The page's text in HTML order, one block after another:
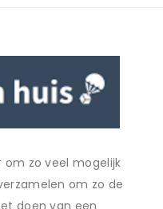
zo veel mogelijk
om zo de
doen van een